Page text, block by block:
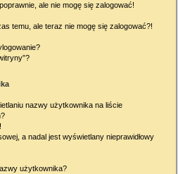
ale nie mogę się zalogować!
temu, ale teraz nie mogę się zalogować?!
nazwy użytkownika na liście
a nadal jest wyświetlany nieprawidłowy
użytkownika?